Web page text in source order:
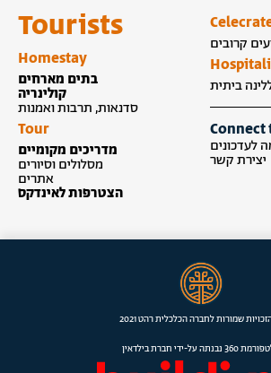
Tourists
Homestay
בתים מארחים
קולינריה
סדנאות, תרבות ואמנות
Tour
מדריכים מקומיים
מסלולים וסיורים
אתרים
הצטרפות לאינדקס
קרובים
ביתית
Connect
לעדכונים
יצירת קשר
שמורות לחברה הכלכלית רהט 2021
נבנתה על-ידי חברת בילדאין